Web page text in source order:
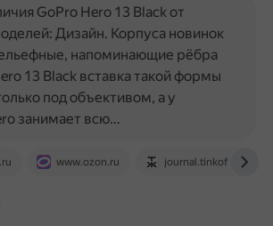
www.ozon.ru journal.tinkoff.ru
GoPro Hero 13 Black от
Дизайн. Корпуса новинок
напоминающие рёбра
13 Black вставка такой формы
под объективом, а у
занимает всю…